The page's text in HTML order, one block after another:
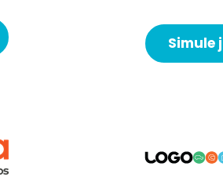
Simule